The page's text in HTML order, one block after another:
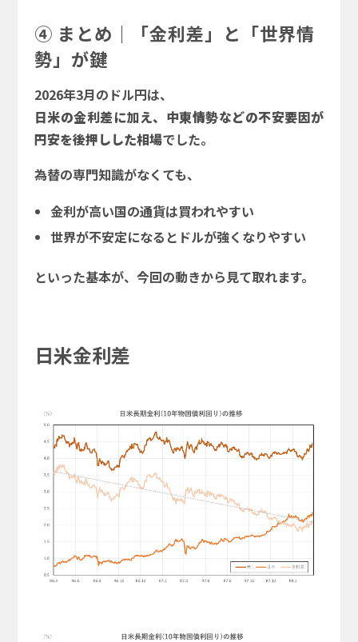
④ まとめ｜「金利差」と「世界情
勢」が鍵
2026年3月のドル円は、
日米の金利差に加え、中東情勢などの不安要因が
円安を後押しした相場でした。
為替の専門知識がなくても、
金利が高い国の通貨は買われやすい
世界が不安定になるとドルが強くなりやすい
といった基本が、今回の動きから見て取れます。
日米金利差